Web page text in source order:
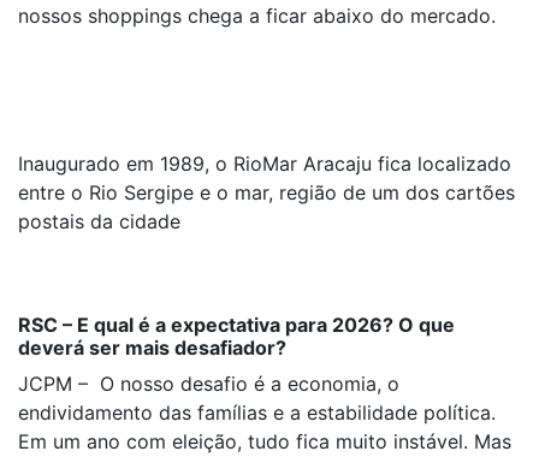
nossos shoppings chega a ficar abaixo do mercado.
Inaugurado em 1989, o RioMar Aracaju fica localizado
entre o Rio Sergipe e o mar, região de um dos cartões
postais da cidade
RSC – E qual é a expectativa para 2026? O que
deverá ser mais desafiador?
JCPM – O nosso desafio é a economia, o
endividamento das famílias e a estabilidade política.
Em um ano com eleição, tudo fica muito instável. Mas